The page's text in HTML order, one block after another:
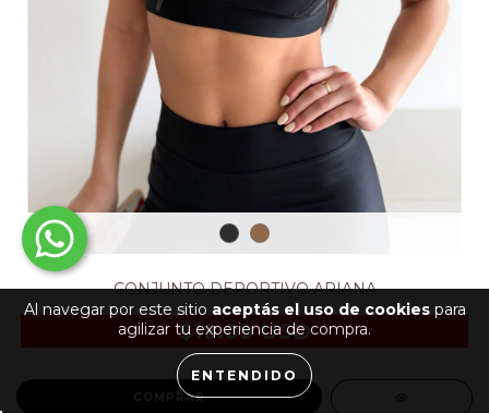
Al navegar por este sitio aceptás el uso de cookiespara
agilizar tu experiencia de compra.
ENTENDIDO
CONJUNTO DEPORTIVO ARIANA
$19.09 USD
COMPRAR